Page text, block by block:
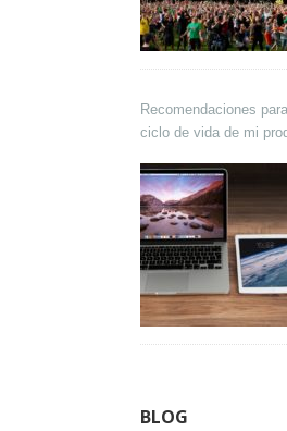
Recomendaciones
ciclo de vida de mi
BLOG